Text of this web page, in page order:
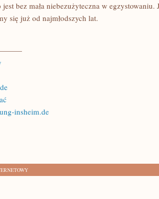
bez mała niebezużyteczna w
się już od najmłodszych lat.
insheim.de